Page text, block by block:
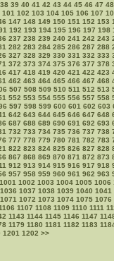
38 39 40 41 42 43 44 45 46 47 48
101 102 103 104 105 106 107
147 148 149 150 151 152 153
192 193 194 195 196 197 198
237 238 239 240 241 242 243
282 283 284 285 286 287 288
327 328 329 330 331 332 333
372 373 374 375 376 377 378
417 418 419 420 421 422 423
462 463 464 465 466 467 468
507 508 509 510 511 512 513
552 553 554 555 556 557 558
597 598 599 600 601 602 603
642 643 644 645 646 647 648
687 688 689 690 691 692 693
732 733 734 735 736 737 738
777 778 779 780 781 782 783
822 823 824 825 826 827 828
867 868 869 870 871 872 873
912 913 914 915 916 917 918
957 958 959 960 961 962 963
1001 1002 1003 1004 1005 1006
1036 1037 1038 1039 1040 1041
1071 1072 1073 1074 1075 1076
1107 1108 1109 1110 1111
1143 1144 1145 1146 1147
1179 1180 1181 1182 1183
1201 1202 >>